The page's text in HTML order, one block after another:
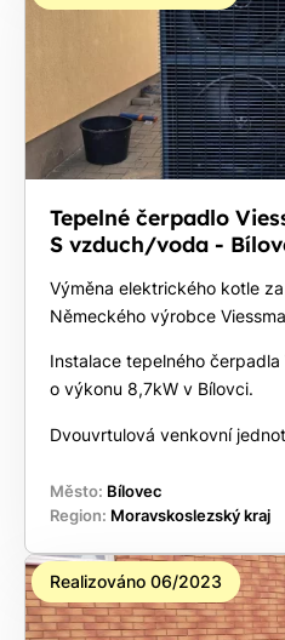
Tepelné čerpadlo
S vzduch/voda -
Výměna elektrického kotle
Německého výrobce
Instalace tepelného čerpadla
o výkonu 8,7kW v Bílovci.
Dvouvrtulová venkovní
Město: Bílovec
Region: Moravskoslezský kraj
Realizováno 06/2023